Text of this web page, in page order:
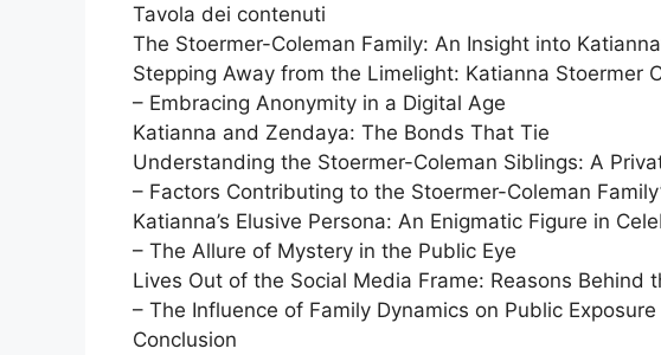
Tavola dei contenuti
The Stoermer-Coleman Family: An Insight into
Stepping Away from the Limelight: Katianna Stoermer
– Embracing Anonymity in a Digital Age
Katianna and Zendaya: The Bonds That Tie
Understanding the Stoermer-Coleman Siblings: A
– Factors Contributing to the Stoermer-Coleman
Katianna’s Elusive Persona: An Enigmatic Figure in
– The Allure of Mystery in the Public Eye
Lives Out of the Social Media Frame: Reasons Behind
– The Influence of Family Dynamics on Public Exposure
Conclusion